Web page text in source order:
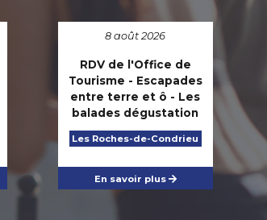
8 août 2026
RDV de l'Office de
Tourisme - Escapades
entre terre et ô - Les
balades dégustation
Les Roches-de-Condrieu
En savoir plus